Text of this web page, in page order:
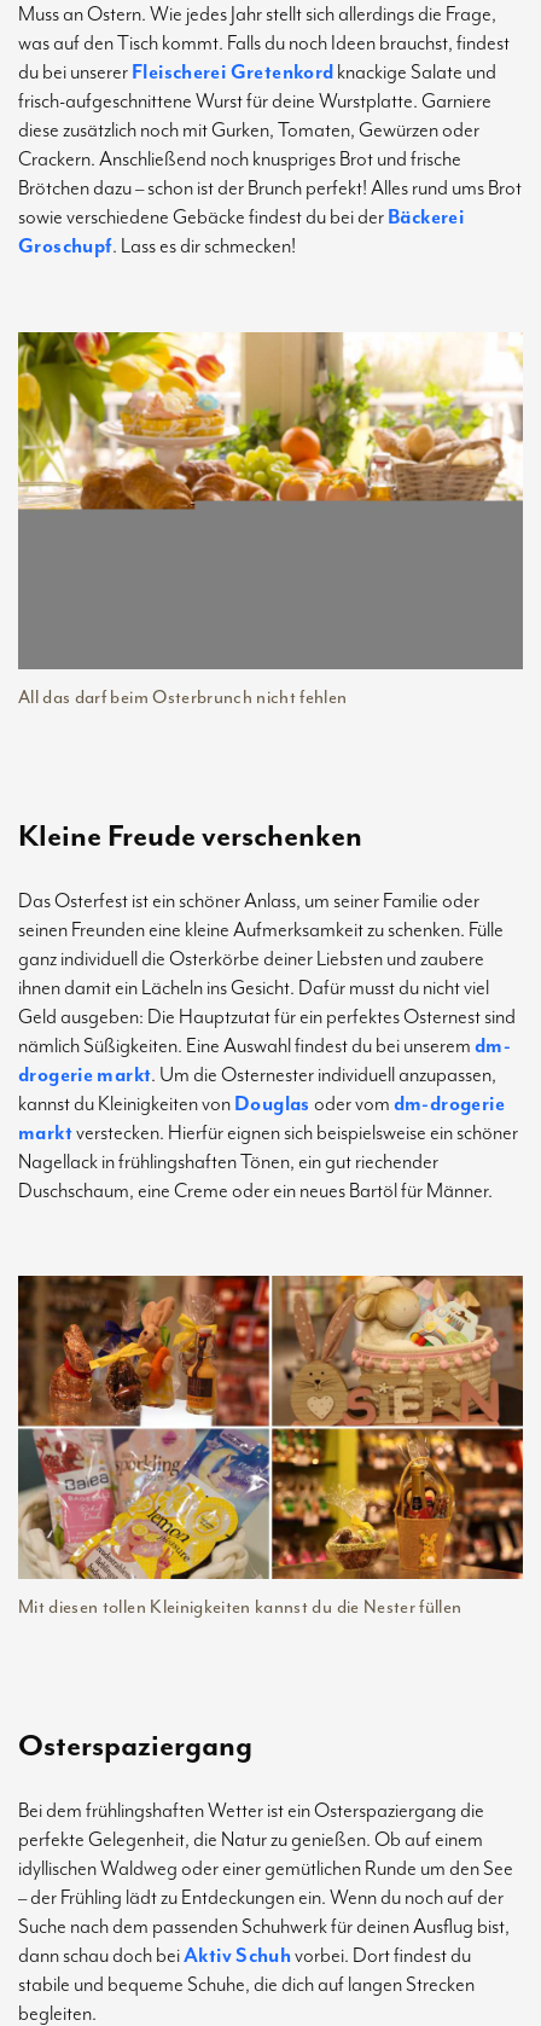
Muss an Ostern. Wie jedes Jahr stellt sich allerdings die Frage,
was auf den Tisch kommt. Falls du noch Ideen brauchst, findest
du bei unserer Fleischerei Gretenkord knackige Salate und
frisch-aufgeschnittene Wurst für deine Wurstplatte. Garniere
diese zusätzlich noch mit Gurken, Tomaten, Gewürzen oder
Crackern. Anschließend noch knuspriges Brot und frische
Brötchen dazu – schon ist der Brunch perfekt! Alles rund ums Brot
sowie verschiedene Gebäcke findest du bei der Bäckerei
Groschupf. Lass es dir schmecken!
All das darf beim Osterbrunch nicht fehlen
Kleine Freude verschenken
Das Osterfest ist ein schöner Anlass, um seiner Familie oder
seinen Freunden eine kleine Aufmerksamkeit zu schenken. Fülle
ganz individuell die Osterkörbe deiner Liebsten und zaubere
ihnen damit ein Lächeln ins Gesicht. Dafür musst du nicht viel
Geld ausgeben: Die Hauptzutat für ein perfektes Osternest sind
nämlich Süßigkeiten. Eine Auswahl findest du bei unserem dm-
drogerie markt. Um die Osternester individuell anzupassen,
kannst du Kleinigkeiten von Douglas oder vom dm-drogerie
marktverstecken. Hierfür eignen sich beispielsweise ein schöner
Nagellack in frühlingshaften Tönen, ein gut riechender
Duschschaum, eine Creme oder ein neues Bartöl für Männer.
Mit diesen tollen Kleinigkeiten kannst du die Nester füllen
Osterspaziergang
Bei dem frühlingshaften Wetter ist ein Osterspaziergang die
perfekte Gelegenheit, die Natur zu genießen. Ob auf einem
idyllischen Waldweg oder einer gemütlichen Runde um den See
– der Frühling lädt zu Entdeckungen ein. Wenn du noch auf der
Suche nach dem passenden Schuhwerk für deinen Ausflug bist,
dann schau doch beiAktiv Schuhvorbei. Dort findest du
stabile und bequeme Schuhe, die dich auf langen Strecken
begleiten.